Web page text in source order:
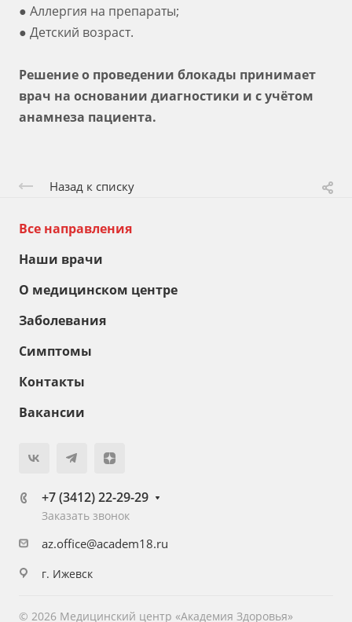
● Аллергия на препараты;
● Детский возраст.
Решение о проведении блокады принимает
врач на основании диагностики и с учётом
анамнеза пациента.
Назад к списку
Все направления
Наши врачи
О медицинском центре
Заболевания
Симптомы
Контакты
Вакансии
+7 (3412) 22-29-29
Заказать звонок
az.office@academ18.ru
г. Ижевск
© 2026 Медицинский центр «Академия Здоровья»